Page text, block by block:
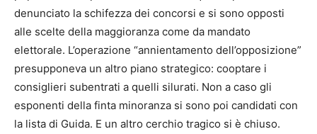
denunciato la schifezza dei concorsi e si sono opposti
alle scelte della maggioranza come da mandato
elettorale. L’operazione “annientamento dell’opposizione”
presupponeva un altro piano strategico: cooptare i
consiglieri subentrati a quelli silurati. Non a caso gli
esponenti della finta minoranza si sono poi candidati con
la lista di Guida. E un altro cerchio tragico si è chiuso.